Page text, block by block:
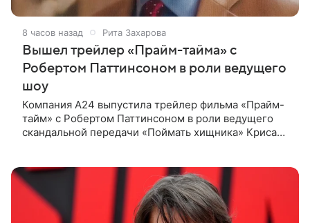
8 часов назад Рита Захарова
Вышел трейлер «Прайм-тайма» с
Робертом Паттинсоном в роли ведущего
шоу
Компания A24 выпустила трейлер фильма «Прайм-
тайм» с Робертом Паттинсоном в роли ведущего
скандальной передачи «Поймать хищника» Криса